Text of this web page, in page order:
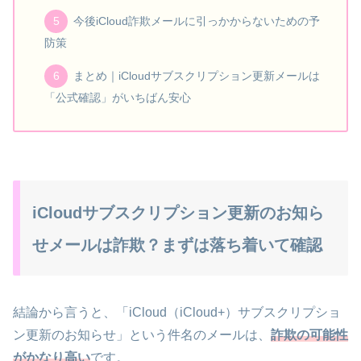
今後iCloud詐欺メールに引っかからないための予
防策
まとめ｜iCloudサブスクリプション更新メールは
「公式確認」がいちばん安心
iCloudサブスクリプション更新のお知ら
せメールは詐欺？まずは落ち着いて確認
結論から言うと、「iCloud（iCloud+）サブスクリプショ
ン更新のお知らせ」という件名のメールは、 詐欺の可能性
がかなり高いです。